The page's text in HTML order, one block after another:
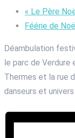
« Le Père
Féérie de Noël
Déambulation
le parc de Verdure
Thermes et la rue
danseurs et